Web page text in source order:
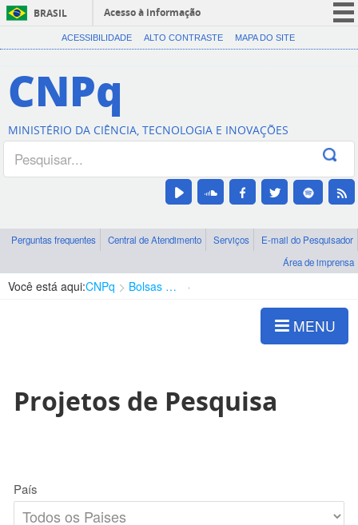
BRASIL
Acesso à informação
CORONAVÍRUS (COVID-19)
Canais
ACESSIBILIDADE ALTO CONTRASTE MAPA DO SITE
CNPq
MINISTÉRIO DA CIÊNCIA, TECNOLOGIA E INOVAÇÕES
Perguntas frequentes Central de Atendimento Serviços
E-mail do Pesquisador
Área de imprensa
Você está aqui:CNPq Bolsas e Auxílios Vigentes
MENU
Projetos de Pesquisa
País